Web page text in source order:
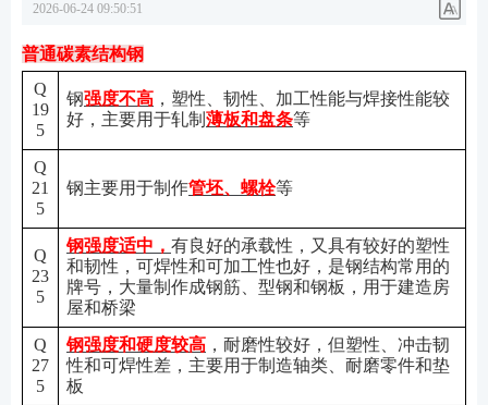
2026-06-24 09:50:51
普通碳素结构钢
Q
19
5
钢强度不高 ，塑性、韧性、加工性能与焊接性能较
好，主要用于轧制 薄板和盘条等
Q
21
5
钢主要用于制作管坯、螺栓等
Q
23
5
钢强度适中， 有良好的承载性，又具有较好的塑性
和韧性，可焊性和可加工性也好，是钢结构常用的
牌号，大量制作成钢筋、型钢和钢板，用于建造房
屋和桥梁
Q
27
5
钢强度和硬度较高 ，耐磨性较好，但塑性、冲击韧
性和可焊性差，主要用于制造轴类、耐磨零件和垫
板